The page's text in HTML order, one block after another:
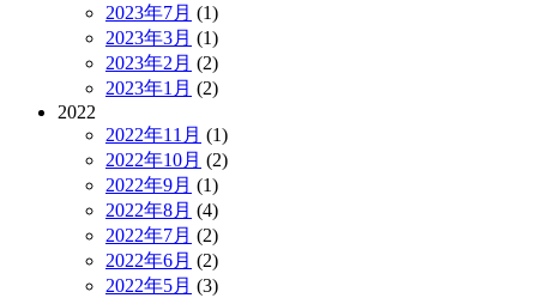
2023年7月 (1)
2023年3月 (1)
2023年2月 (2)
2023年1月 (2)
2022
2022年11月 (1)
2022年10月 (2)
2022年9月 (1)
2022年8月 (4)
2022年7月 (2)
2022年6月 (2)
2022年5月 (3)